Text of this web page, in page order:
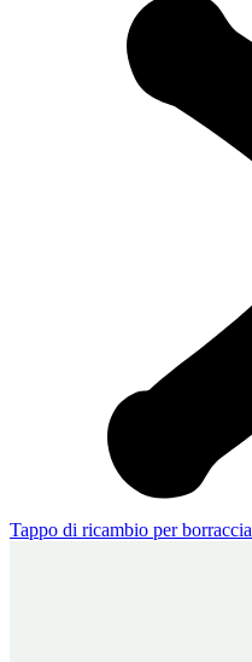
Tappo di ricambio per